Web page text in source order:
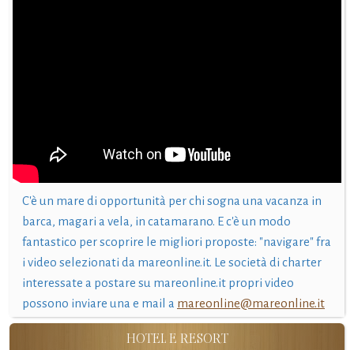
C'è un mare di opportunità per chi sogna una vacanza in
barca, magari a vela, in catamarano. E c'è un modo
fantastico per scoprire le migliori proposte: "navigare" fra
i video selezionati da mareonline.it. Le società di charter
interessate a postare su mareonline.it propri video
possono inviare una e mail a mareonline@mareonline.it
HOTEL E RESORT